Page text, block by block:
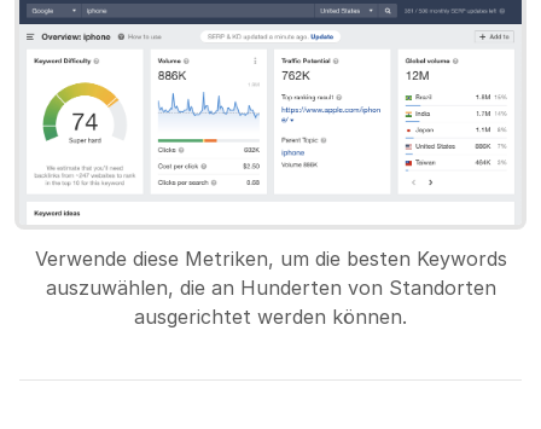
Verwende diese Metriken, um die besten Keywords
auszuwählen, die an Hunderten von Standorten
ausgerichtet werden können.